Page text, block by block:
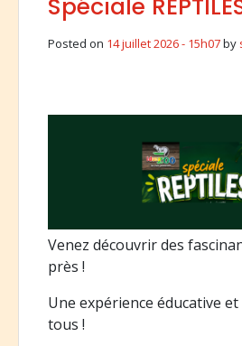
Spéciale
Posted on 14 juillet 2026 - 15h07by
Venez découvrir des
près !
Une expérience éducative
tous !